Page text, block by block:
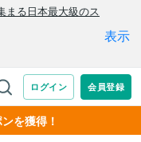
を獲得！